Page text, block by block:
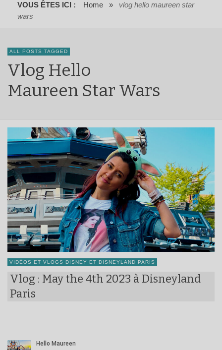
VOUS ÊTES ICI : Home »
vlog hello maureen star
wars
ALL POSTS TAGGED
Vlog Hello
Maureen Star Wars
VIDÉOS ET VLOGS DISNEY ET DISNEYLAND PARIS
Vlog : May the 4th 2023 à Disneyland
Paris